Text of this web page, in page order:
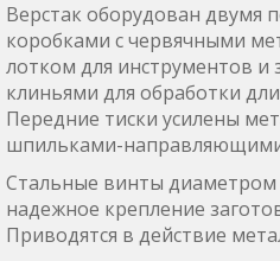
Верстак оборудован
коробками с червячными
лотком для инструментов
клиньями для обработки
Передние тиски усилены
шпильками-
Стальные винты
надежное крепление
Приводятся в действие